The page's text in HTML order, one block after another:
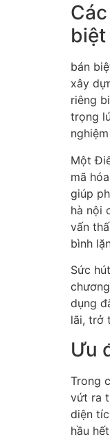
bán
xây
riêng
trọng
Một
mã
giúp
hà nội
vấn
bình
Sức
dụng
lãi, trở
Ưu
Trong
vứt ra
diện
hầu